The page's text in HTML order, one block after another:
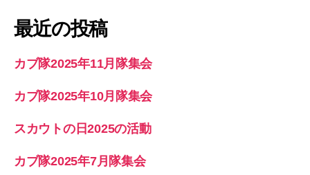
最近の投稿
カブ隊2025年11月隊集会
カブ隊2025年10月隊集会
スカウトの日2025の活動
カブ隊2025年7月隊集会